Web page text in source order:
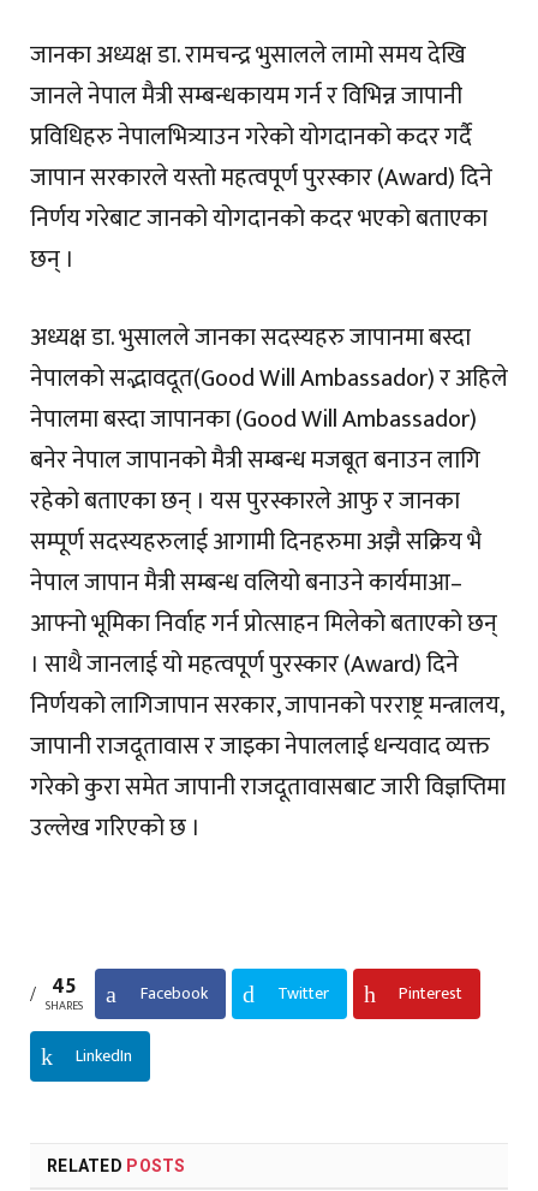
जानका अध्यक्ष डा. रामचन्द्र भुसालले लामो समय देखि
जानले नेपाल मैत्री सम्बन्धकायम गर्न र विभिन्न जापानी
प्रविधिहरु नेपालभित्र्याउन गरेको योगदानको कदर गर्दै
जापान सरकारले यस्तो महत्वपूर्ण पुरस्कार (Award) दिने
निर्णय गरेबाट जानको योगदानको कदर भएको बताएका
छन् ।
अध्यक्ष डा. भुसालले जानका सदस्यहरु जापानमा बस्दा
नेपालको सद्भावदूत(Good Will Ambassador) र अहिले
नेपालमा बस्दा जापानका (Good Will Ambassador)
बनेर नेपाल जापानको मैत्री सम्बन्ध मजबूत बनाउन लागि
रहेको बताएका छन् । यस पुरस्कारले आफु र जानका
सम्पूर्ण सदस्यहरुलाई आगामी दिनहरुमा अझै सक्रिय भै
नेपाल जापान मैत्री सम्बन्ध वलियो बनाउने कार्यमाआ–
आफ्नो भूमिका निर्वाह गर्न प्रोत्साहन मिलेको बताएको छन्
। साथै जानलाई यो महत्वपूर्ण पुरस्कार (Award) दिने
निर्णयको लागिजापान सरकार, जापानको परराष्ट्र मन्त्रालय,
जापानी राजदूतावास र जाइका नेपाललाई धन्यवाद व्यक्त
गरेको कुरा समेत जापानी राजदूतावासबाट जारी विज्ञप्तिमा
उल्लेख गरिएको छ ।
45
SHARES Facebook Twitter Pinterest
LinkedIn
RELATED POSTS